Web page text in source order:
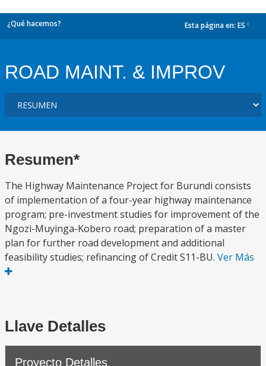
¿Qué hacemos? Esta página en: ES
ROAD MAINT. & IMPROV
Resumen*
The Highway Maintenance Project for Burundi consists
of implementation of a four-year highway maintenance
program; pre-investment studies for improvement of the
Ngozi-Muyinga-Kobero road; preparation of a master
plan for further road development and additional
feasibility studies; refinancing of Credit S11-BU. Ver Más
Llave Detalles
Proyecto Detalles